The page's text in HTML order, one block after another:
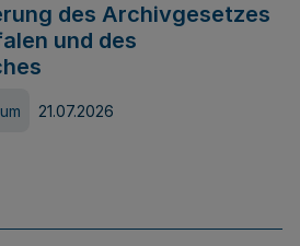
des Archivgesetzes
und des
21.07.2026